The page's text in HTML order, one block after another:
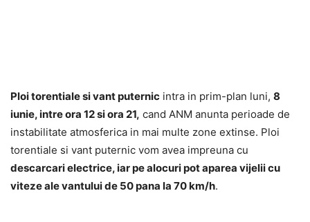
Ploi torentiale si vant puternic intra in prim-plan luni, 8
iunie, intre ora 12 si ora 21, cand ANM anunta perioade de
instabilitate atmosferica in mai multe zone extinse. Ploi
torentiale si vant puternic vom avea impreuna cu
descarcari electrice, iar pe alocuri pot aparea vijelii cu
viteze ale vantului de 50 pana la 70 km/h.